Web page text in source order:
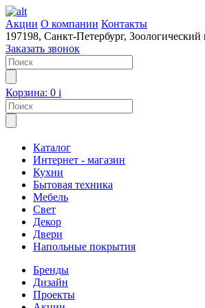
Акции О компании Контакты
197198, Санкт-Петербург, Зоологический
Заказать звонок
Корзина: 0 i
Каталог
Интернет - магазин
Кухни
Бытовая техника
Мебель
Свет
Декор
Двери
Напольные покрытия
Бренды
Дизайн
Проекты